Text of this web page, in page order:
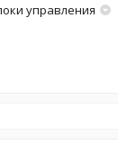
управления